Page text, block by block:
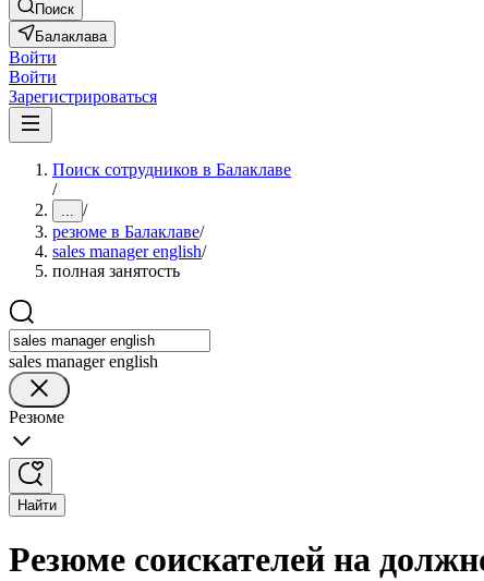
Поиск
Балаклава
Войти
Войти
Зарегистрироваться
Поиск сотрудников в Балаклаве
/
... /
резюме в Балаклаве/
sales manager english/
полная занятость
sales manager english
Резюме
Найти
Резюме соискателей на